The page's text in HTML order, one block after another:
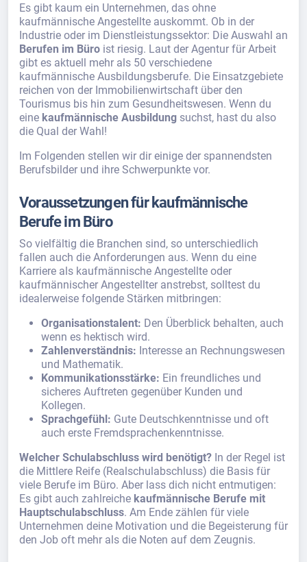
Es gibt kaum ein Unternehmen, das ohne
kaufmännische Angestellte auskommt. Ob in der
Industrie oder im Dienstleistungssektor: Die Auswahl an
Berufen im Büro ist riesig. Laut der Agentur für Arbeit
gibt es aktuell mehr als 50 verschiedene
kaufmännische Ausbildungsberufe. Die Einsatzgebiete
reichen von der Immobilienwirtschaft über den
Tourismus bis hin zum Gesundheitswesen. Wenn du
eine kaufmännische Ausbildung suchst, hast du also
die Qual der Wahl!
Im Folgenden stellen wir dir einige der spannendsten
Berufsbilder und ihre Schwerpunkte vor.
Voraussetzungen für kaufmännische
Berufe im Büro
So vielfältig die Branchen sind, so unterschiedlich
fallen auch die Anforderungen aus. Wenn du eine
Karriere als kaufmännische Angestellte oder
kaufmännischer Angestellter anstrebst, solltest du
idealerweise folgende Stärken mitbringen:
Organisationstalent: Den Überblick behalten, auch
wenn es hektisch wird.
Zahlenverständnis: Interesse an Rechnungswesen
und Mathematik.
Kommunikationsstärke: Ein freundliches und
sicheres Auftreten gegenüber Kunden und
Kollegen.
Sprachgefühl: Gute Deutschkenntnisse und oft
auch erste Fremdsprachenkenntnisse.
Welcher Schulabschluss wird benötigt? In der Regel ist
die Mittlere Reife (Realschulabschluss) die Basis für
viele Berufe im Büro. Aber lass dich nicht entmutigen:
Es gibt auch zahlreiche kaufmännische Berufe mit
Hauptschulabschluss. Am Ende zählen für viele
Unternehmen deine Motivation und die Begeisterung für
den Job oft mehr als die Noten auf dem Zeugnis.